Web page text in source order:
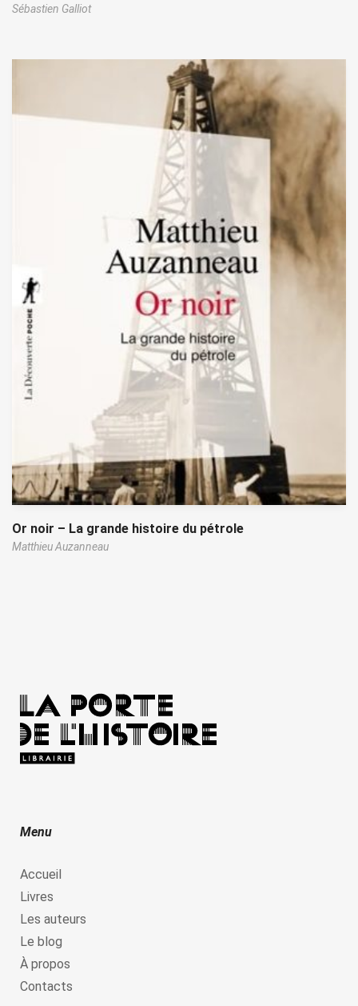
Sébastien Galliot
Or noir – La grande histoire du pétrole
Matthieu Auzanneau
Menu
Accueil
Livres
Les auteurs
Le blog
À propos
Contacts